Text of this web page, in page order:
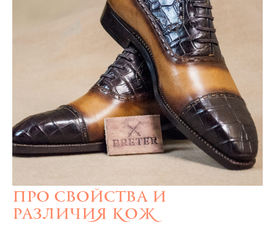
Про свойства и
различия кож